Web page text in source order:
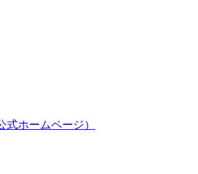
式ホームページ）